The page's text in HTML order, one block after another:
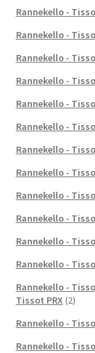
Rannekello -
Rannekello -
Rannekello -
Rannekello -
Rannekello -
Rannekello -
Rannekello -
Rannekello -
Rannekello -
Rannekello -
Rannekello -
Rannekello -
Rannekello -
Tissot PRX (2)
Rannekello -
Rannekello -